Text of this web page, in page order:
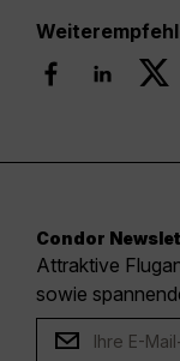
Condor
Attraktive
sowie